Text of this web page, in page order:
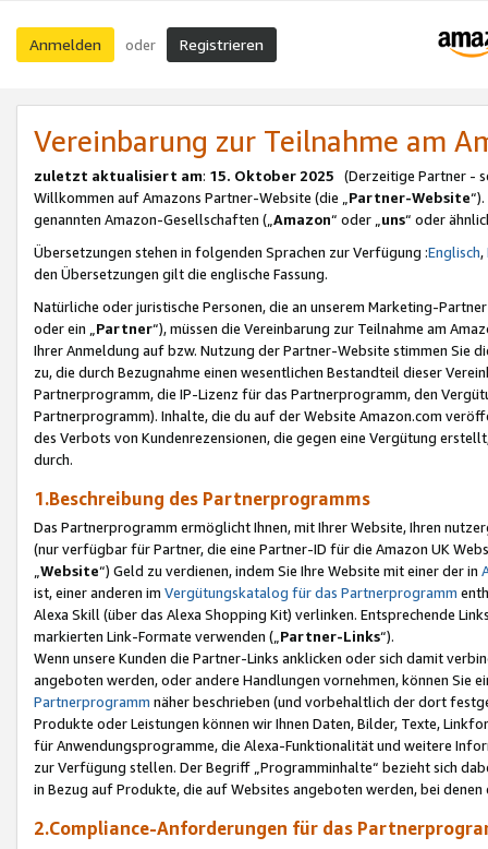
Anmelden oder Registrieren
Vereinbarung zur Teilnahme am
zuletzt aktualisiert am: 15. Oktober 2025 (Derzeitige Partner -
Willkommen auf Amazons Partner-Website (die „Partner-Website
genannten Amazon-Gesellschaften („Amazon“ oder „uns“ oder
Übersetzungen stehen in folgenden Sprachen zur Verfügung :Englisch,
den Übersetzungen gilt die englische Fassung.
Natürliche oder juristische Personen, die an unserem Marketing-
oder ein „Partner“), müssen die Vereinbarung zur Teilnahme am
Ihrer Anmeldung auf bzw. Nutzung der Partner-Website stimmen Sie
zu, die durch Bezugnahme einen wesentlichen Bestandteil dieser
Partnerprogramm, die IP-Lizenz für das Partnerprogramm, den
Partnerprogramm). Inhalte, die du auf der Website Amazon.com
des Verbots von Kundenrezensionen, die gegen eine Vergütung
durch.
1.Beschreibung des Partnerprogramms
Das Partnerprogramm ermöglicht Ihnen, mit Ihrer Website, Ihren
(nur verfügbar für Partner, die eine Partner-ID für die Amazon UK
Website“) Geld zu verdienen, indem Sie Ihre Website mit einer der in
ist, einer anderen im Vergütungskatalog für das Partnerprogramm
Alexa Skill (über das Alexa Shopping Kit) verlinken. Entsprechende
markierten Link-Formate verwenden („ Partner-Links“).
Wenn unsere Kunden die Partner-Links anklicken oder sich damit
angeboten werden, oder andere Handlungen vornehmen, können Sie
Partnerprogramm näher beschrieben (und vorbehaltlich der dort
Produkte oder Leistungen können wir Ihnen Daten, Bilder, Texte,
für Anwendungsprogramme, die Alexa-Funktionalität und weitere
zur Verfügung stellen. Der Begriff „Programminhalte“ bezieht sich
in Bezug auf Produkte, die auf Websites angeboten werden, bei
2.Compliance-Anforderungen für das